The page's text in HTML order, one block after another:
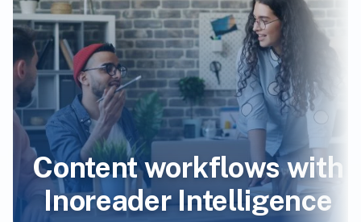
Content workflows with
Inoreader Intelligence